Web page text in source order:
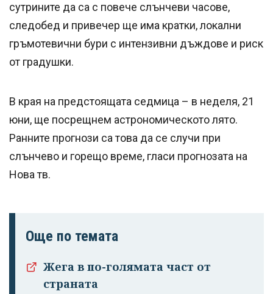
сутрините да са с повече слънчеви часове,
следобед и привечер ще има кратки, локални
гръмотевични бури с интензивни дъждове и риск
от градушки.
В края на предстоящата седмица – в неделя, 21
юни, ще посрещнем астрономическото лято.
Ранните прогнози са това да се случи при
слънчево и горещо време, гласи прогнозата на
Нова тв.
Още по темата
Жега в по-голямата част от
страната